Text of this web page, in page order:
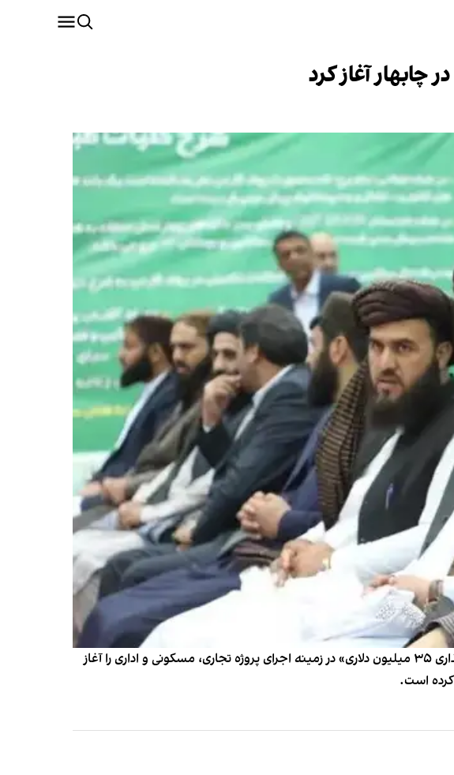
حسن کاظمی قمی، سفیر جمهوری اسلامی در افغانستان گفت که هیات طالبان در سفر به چابهار «سرمایه‌گذاری ۳۵ میلیون دلاری» در زمینه اجرای پروژه تجاری، مسکونی و اداری را آغاز
کرده است.